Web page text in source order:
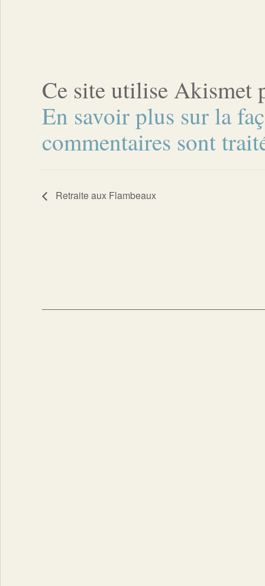
Ce site utilise Akismet
En savoir plus sur la
commentaires sont
Retraite aux Flambeaux